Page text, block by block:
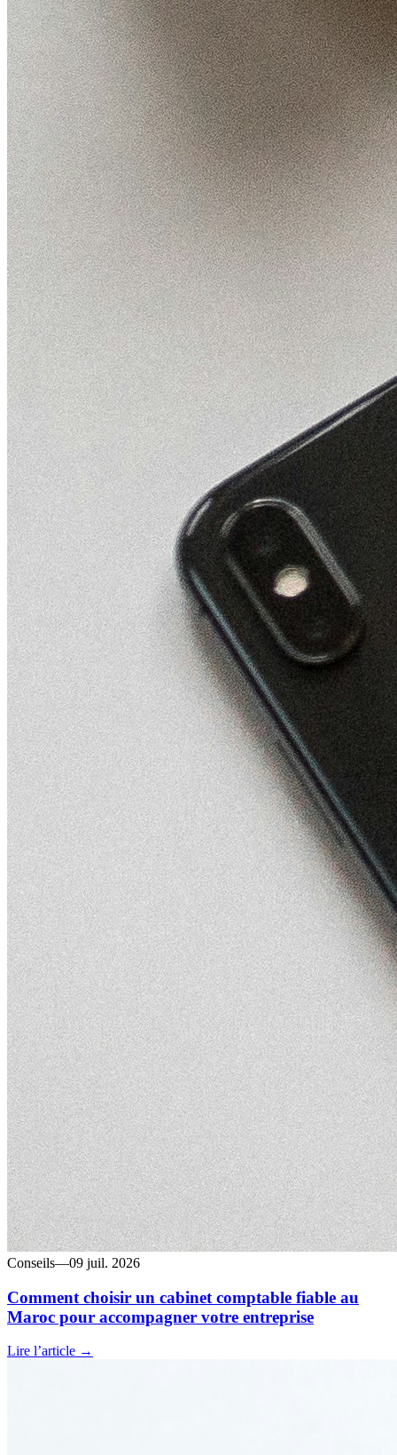
Conseils—09 juil. 2026
Comment choisir un cabinet comptable fiable au
Maroc pour accompagner votre entreprise
Lire l’article →